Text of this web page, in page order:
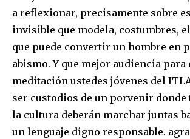
a reflexionar, precisamente sobre
invisible que modela, costumbres,
que puede convertir un hombre en
abismo. Y que mejor audiencia para
meditación ustedes jóvenes del
ser custodios de un porvenir donde
la cultura deberán marchar juntas
un lenguaje digno responsable.